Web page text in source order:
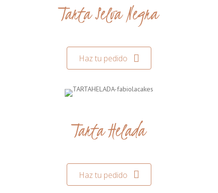
Tarta Selva Negra
Haz tu pedido
Tarta Helada
Haz tu pedido